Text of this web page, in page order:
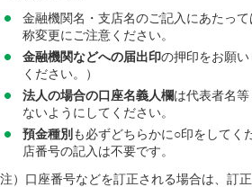
金融機関名・支店名のご記入にあたっ
称変更にご注意ください。
金融機関などへの届出印の押印をお願
ください。）
法人の場合の口座名義人欄は代表者名
ないようにしてください。
預金種別 も必ずどちらかに○印をしてく
店番号の記入は不要です。
注）口座番号などを訂正される場合は、訂